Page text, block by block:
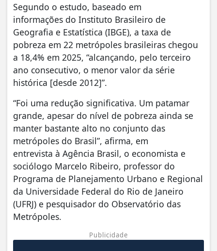
Segundo o estudo, baseado em
informações do Instituto Brasileiro de
Geografia e Estatística (IBGE), a taxa de
pobreza em 22 metrópoles brasileiras chegou
a 18,4% em 2025, “alcançando, pelo terceiro
ano consecutivo, o menor valor da série
histórica [desde 2012]”.
“Foi uma redução significativa. Um patamar
grande, apesar do nível de pobreza ainda se
manter bastante alto no conjunto das
metrópoles do Brasil”, afirma, em
entrevista à Agência Brasil, o economista e
sociólogo Marcelo Ribeiro, professor do
Programa de Planejamento Urbano e Regional
da Universidade Federal do Rio de Janeiro
(UFRJ) e pesquisador do Observatório das
Metrópoles.
Publicidade